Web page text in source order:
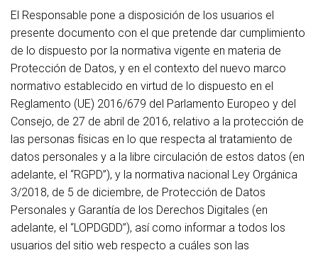
El Responsable pone a disposición de los usuarios el
presente documento con el que pretende dar cumplimiento
de lo dispuesto por la normativa vigente en materia de
Protección de Datos, y en el contexto del nuevo marco
normativo establecido en virtud de lo dispuesto en el
Reglamento (UE) 2016/679 del Parlamento Europeo y del
Consejo, de 27 de abril de 2016, relativo a la protección de
las personas físicas en lo que respecta al tratamiento de
datos personales y a la libre circulación de estos datos (en
adelante, el “RGPD”), y la normativa nacional Ley Orgánica
3/2018, de 5 de diciembre, de Protección de Datos
Personales y Garantía de los Derechos Digitales (en
adelante, el “LOPDGDD”), así como informar a todos los
usuarios del sitio web respecto a cuáles son las